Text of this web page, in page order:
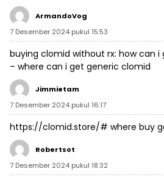
ArmandoVog
7 Desember 2024 pukul 15:53
buying clomid without rx: how can i
– where can i get generic clomid
Jimmietam
7 Desember 2024 pukul 16:17
https://clomid.store/# where buy
Robertsot
7 Desember 2024 pukul 18:32